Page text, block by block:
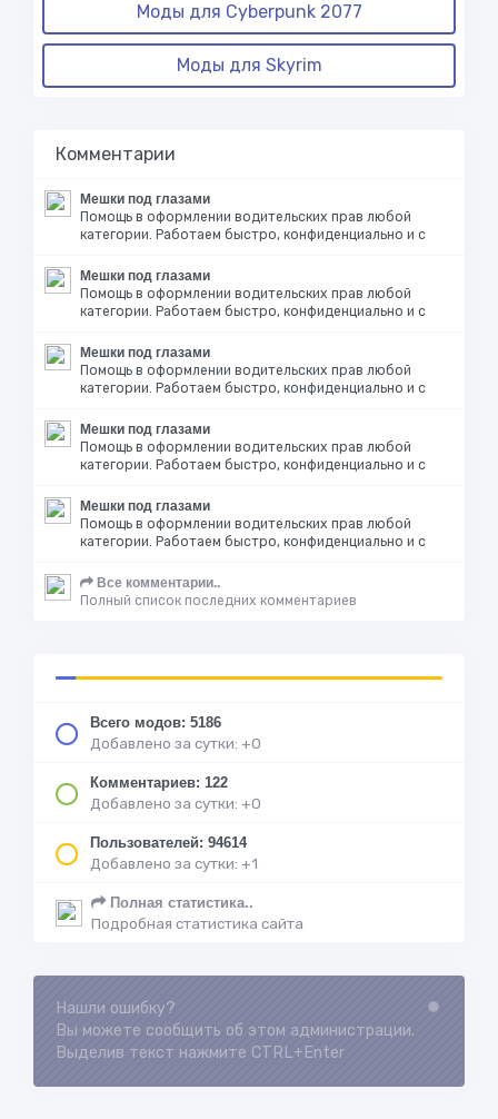
Моды для Cyberpunk 2077
Моды для Skyrim
Комментарии
Мешки под глазами
Помощь в оформлении водительских прав любой
категории. Работаем быстро, конфиденциально и с
Мешки под глазами
Помощь в оформлении водительских прав любой
категории. Работаем быстро, конфиденциально и с
Мешки под глазами
Помощь в оформлении водительских прав любой
категории. Работаем быстро, конфиденциально и с
Мешки под глазами
Помощь в оформлении водительских прав любой
категории. Работаем быстро, конфиденциально и с
Мешки под глазами
Помощь в оформлении водительских прав любой
категории. Работаем быстро, конфиденциально и с
Все комментарии..
Полный список последних комментариев
Всего модов: 5186
Добавлено за сутки: +0
Комментариев: 122
Добавлено за сутки: +0
Пользователей: 94614
Добавлено за сутки: +1
Полная статистика..
Подробная статистика сайта
Нашли ошибку?
Вы можете сообщить об этом администрации.
Выделив текст нажмите CTRL+Enter